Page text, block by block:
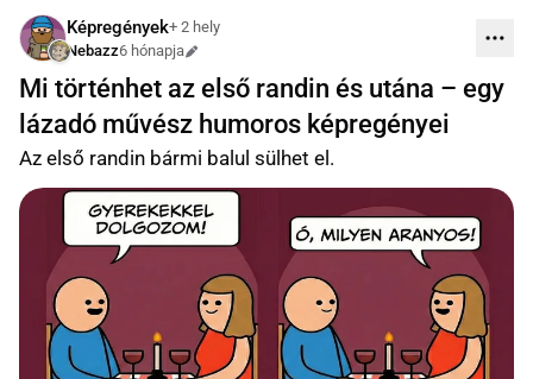
Képregények+ 2 hely
Nebazz6 hónapja
Szerkesztve
Mi történhet az első randin és utána – egy
lázadó művész humoros képregényei
Az első randin bármi balul sülhet el.